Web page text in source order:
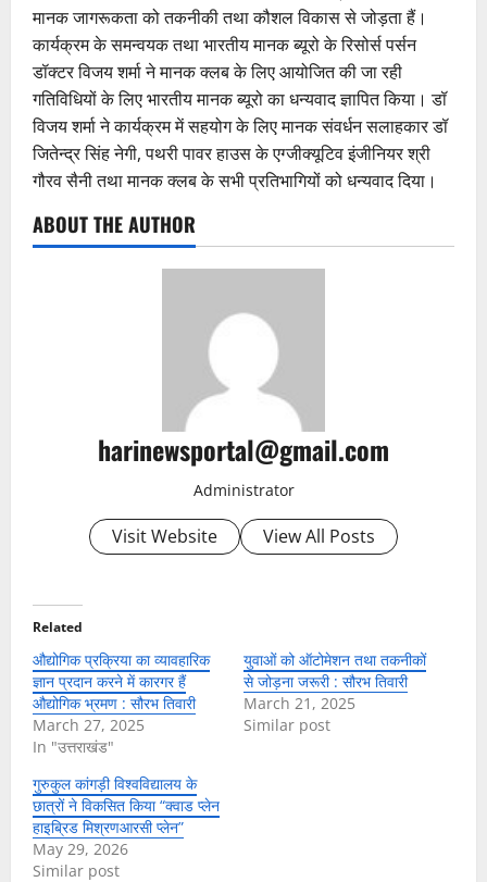
मानक जागरूकता को तकनीकी तथा कौशल विकास से जोड़ता हैं।
कार्यक्रम के समन्वयक तथा भारतीय मानक ब्यूरो के रिसोर्स पर्सन
डॉक्टर विजय शर्मा ने मानक क्लब के लिए आयोजित की जा रही
गतिविधियों के लिए भारतीय मानक ब्यूरो का धन्यवाद ज्ञापित किया। डॉ
विजय शर्मा ने कार्यक्रम में सहयोग के लिए मानक संवर्धन सलाहकार डॉ
जितेन्द्र सिंह नेगी, पथरी पावर हाउस के एग्जीक्यूटिव इंजीनियर श्री
गौरव सैनी तथा मानक क्लब के सभी प्रतिभागियों को धन्यवाद दिया।
ABOUT THE AUTHOR
harinewsportal@gmail.com
Administrator
Visit Website View All Posts
Related
औद्योगिक प्रक्रिया का व्यावहारिक
ज्ञान प्रदान करने में कारगर हैं
औद्योगिक भ्रमण : सौरभ तिवारी
March 27, 2025
In "उत्तराखंड"
युवाओं को ऑटोमेशन तथा तकनीकों
से जोड़ना जरूरी : सौरभ तिवारी
March 21, 2025
Similar post
गुरुकुल कांगड़ी विश्वविद्यालय के
छात्रों ने विकसित किया “क्वाड प्लेन
हाइब्रिड मिश्रणआरसी प्लेन”
May 29, 2026
Similar post